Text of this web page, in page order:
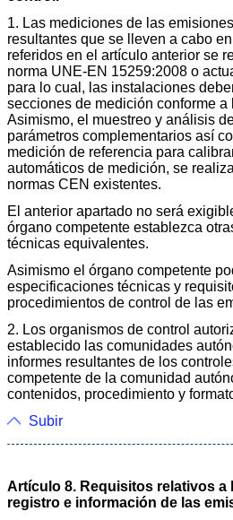
1. Las mediciones de las
resultantes que se lleven a cabo
referidos en el artículo anterior se
norma UNE-EN 15259:2008 o
para lo cual, las instalaciones
secciones de medición conforme a
Asimismo, el muestreo y análisis
parámetros complementarios así
medición de referencia para
automáticos de medición, se
normas CEN existentes.
El anterior apartado no será
órgano competente establezca
técnicas equivalentes.
Asimismo el órgano competente
especificaciones técnicas y
procedimientos de control de las
2. Los organismos de control
establecido las comunidades
informes resultantes de los
competente de la comunidad
contenidos, procedimiento y
Subir
Artículo 8. Requisitos relativos
registro e información de las